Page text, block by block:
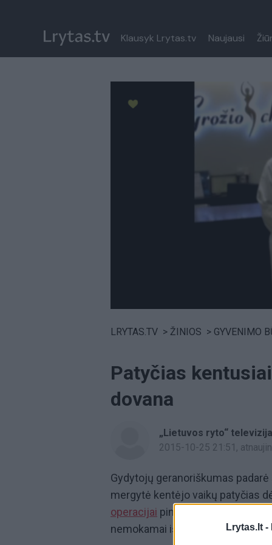
Lrytas.lt -
Klausyk Lrytas.tv Naujausi
Paremkite Ukrainą
LRYTAS.TV > ŽINIOS > GYVENIMO
Patyčias
dovana
„Lietuvos ryto“ televizija
2015-10-25 21:51 ,
Gydytojų geranoriškumas
mergytė kentėjo vaikų patyčias
operacijai pinigų neturėjo, tačiau
nemokamai išoperavo mergytę.